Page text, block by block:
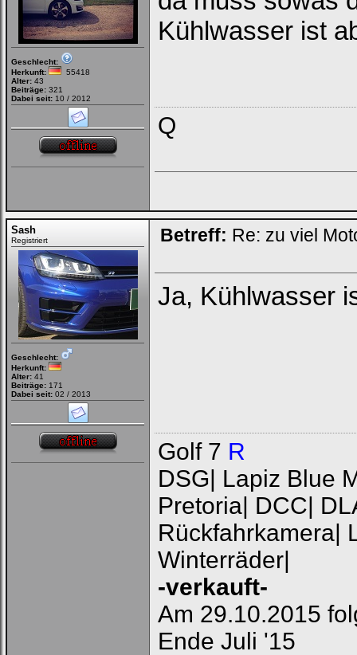
Geschlecht:
Herkunft:
55418
Alter: 43
Beiträge: 321
Dabei seit: 10 / 2012
Kühlwasser ist
Q
Sash
Registriert
Geschlecht:
Herkunft:
Alter: 41
Beiträge: 171
Dabei seit: 02 / 2013
Betreff: Re: zu viel
Ja, Kühlwasser
Golf 7 R
DSG| Lapiz Blue
Pretoria| DCC|
Rückfahrkamera|
Winterräder|
-verkauft-
Am 29.10.2015
Ende Juli '15